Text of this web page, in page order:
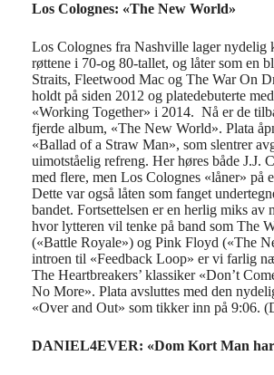
Los Colognes: «The New World»
Los Colognes fra Nashville lager nydelig
røttene i 70-og 80-tallet, og låter som en
Straits, Fleetwood Mac og The War On
holdt på siden 2012 og platedebuterte
«Working Together» i 2014. Nå er de
fjerde album, «The New World». Plata
«Ballad of a Straw Man», som slentrer
uimotståelig refreng. Her høres både J.J.
med flere, men Los Colognes «låner» på
Dette var også låten som fanget
bandet. Fortsettelsen er en herlig miks av
hvor lytteren vil tenke på band som The
(«Battle Royale») og Pink Floyd («The
introen til «Feedback Loop» er vi farlig
The Heartbreakers’ klassiker «Don’t
No More». Plata avsluttes med den
«Over and Out» som tikker inn på 9:06.
DANIEL4EVER: «Dom Kort Man